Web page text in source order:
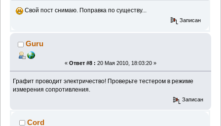
Свой пост снимаю. Поправка по существу...
Записан
Guru
« Ответ #8 : 20 Мая 2010, 18:03:20 »
Графит проводит электричество! Проверьте тестером в режиме
измерения сопротивления.
Записан
Cord